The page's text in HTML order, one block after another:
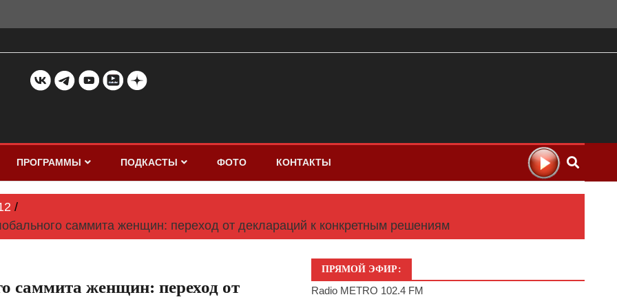
ПРОГРАММЫ ПОДКАСТЫ ФОТО КОНТАКТЫ
саммита женщин: переход от деклараций к конкретным решениям
саммита женщин: переход от
ПРЯМОЙ ЭФИР:
Radio METRO 102.4 FM